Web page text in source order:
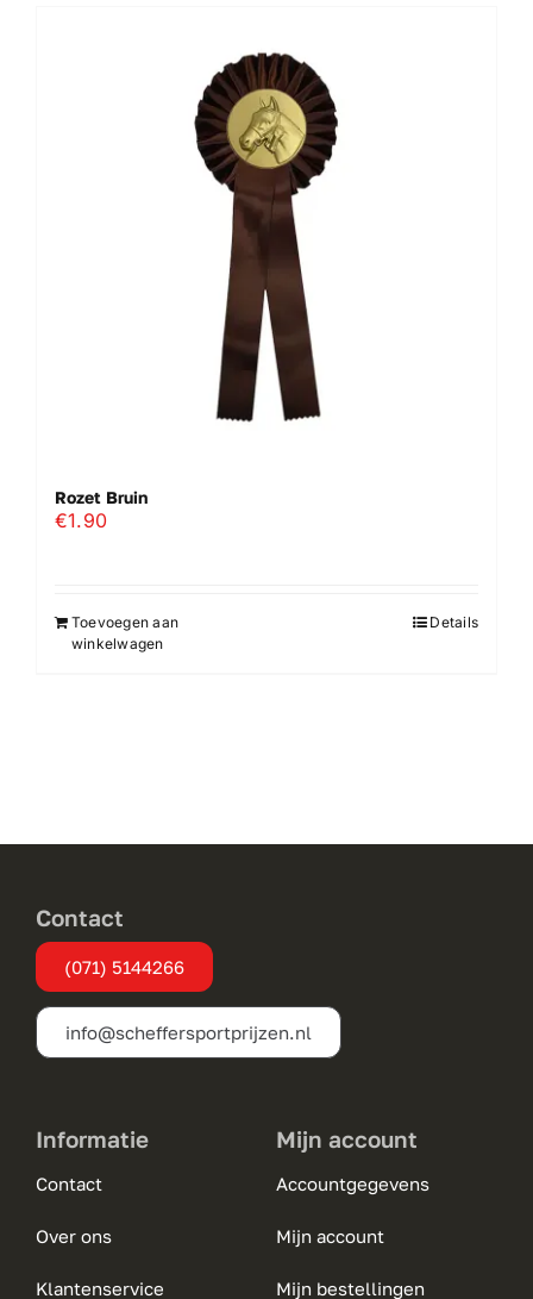
Rozet Bruin
€1.90
Toevoegen aan
winkelwagen
Details
Contact
(071) 5144266
info@scheffersportprijzen.nl
Informatie
Contact
Over ons
Klantenservice
Mijn account
Accountgegevens
Mijn account
Mijn bestellingen